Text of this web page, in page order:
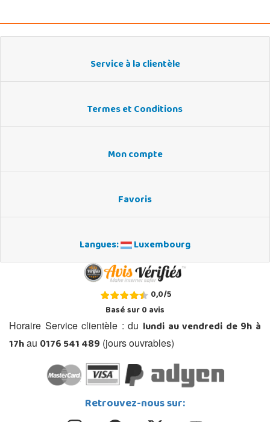
Service à la clientèle
Termes et Conditions
Mon compte
Favoris
Langues: Luxembourg
0,0/5
Basé sur0avis
Horaire Service clientèle : du lundi au vendredi de 9h à
17hau 0176 541 489 (jours ouvrables)
Retrouvez-nous sur: